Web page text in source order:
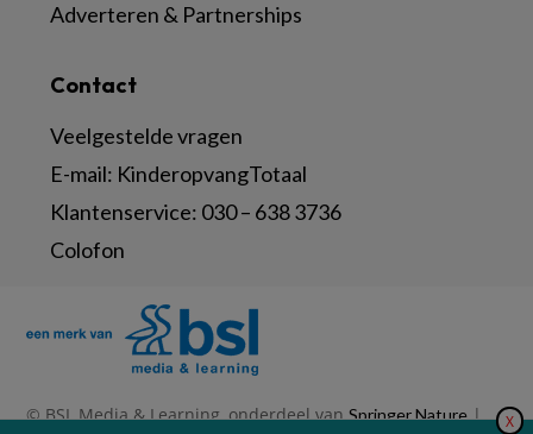
Contact
Veelgestelde vragen
E-mail: KinderopvangTotaal
Klantenservice: 030 – 638 3736
Colofon
Adverteren & Partnerships
© BSL Media & Learning, onderdeel vanSpringer Nature| X